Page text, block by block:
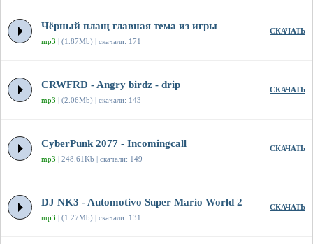
Чёрный плащ главная тема из игры
mp3 | (1.87Mb) | скачали: 171
СКАЧАТЬ
CRWFRD - Angry birdz - drip
mp3 | (2.06Mb) | скачали: 143
СКАЧАТЬ
CyberPunk 2077 - Incomingcall
mp3 | 248.61Kb | скачали: 149
СКАЧАТЬ
DJ NK3 - Automotivo Super Mario World 2
mp3 | (1.27Mb) | скачали: 131
СКАЧАТЬ